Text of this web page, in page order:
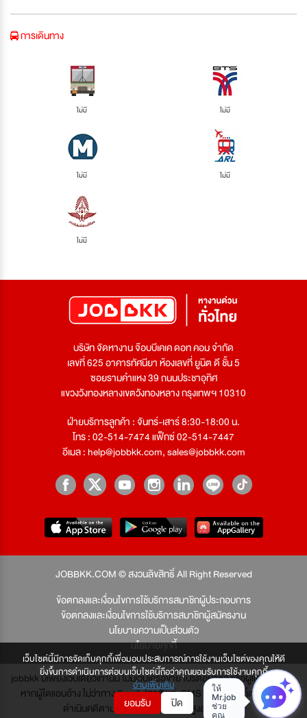
เว็บไซต์นี้มีการจัดเก็บคุกกี้เพื่อมอบประสบการณ์การใช้งานเว็บไซต์ของคุณให้ดี
ยิ่งขึ้นการดำเนินการต่อบนเว็บไซต์นี้ถือว่าคุณยอมรับการใช้งานคุกกี้
อ่านเพิ่มเติม
ยอมรับ ปิด
การเดินทาง
ไม่มี ไม่มี
ไม่มี ไม่มี
ไม่มี
บริษัท จัดหางาน จ๊อบบีเคเค ดอท คอม จำกัด
เลขที่ 625 อาคารทัศนียา ห้องเลขที่ ยูนิต ดี ชั้น 5
ซอยรามคำแหง 39 ถนนประชาอุทิศ
แขวงวังทองหลางเขตวังทองหลาง กรุงเทพฯ 10310
ฝ่ายบริการลูกค้า : จันทร์-เสาร์ 8:30-18:00 น.
โทร : 02-514-7474 แฟ็กซ์ 02-514-7447
อีเมล :help@jobbkk.com,sales@jobbkk.com
JOBBKK.COM © สงวนลิขสิทธิ์ All Right Reserved
ข้อตกลงและเงื่อนไขการใช้บริการสมาชิกผู้ประกอบการ
ข้อตกลงและเงื่อนไขการใช้บริการสมาชิกผู้สมัครงาน
นโยบายความเป็นส่วนตัว
นโยบายคุกกี้
jobbkk มีเพียงเว็บเดียวเท่านั้น ไม่มีเว็บเครือข่าย โปรดอย่าหลงเชื่อผู้แอบอ้าง และ
หากผู้ใดแอบอ้าง ไม่ว่าทาง Email, โทรศัพท์, SMS หรือทางใดก็ตาม จะถูก
ดำเนินคดีตามที่กฎหมายบัญญัติไว้สูงสุด